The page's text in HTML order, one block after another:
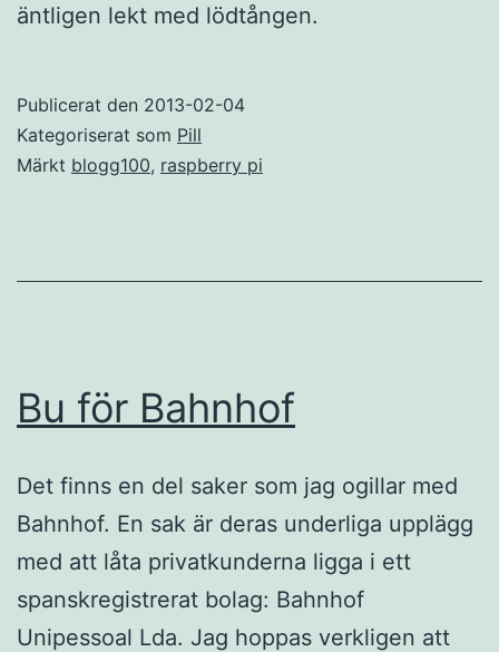
äntligen lekt med lödtången.
Publicerat den 2013-02-04
Kategoriserat som Pill
Märkt blogg100, raspberry pi
Bu för Bahnhof
Det finns en del saker som jag ogillar med
Bahnhof. En sak är deras underliga upplägg
med att låta privatkunderna ligga i ett
spanskregistrerat bolag: Bahnhof
Unipessoal Lda. Jag hoppas verkligen att